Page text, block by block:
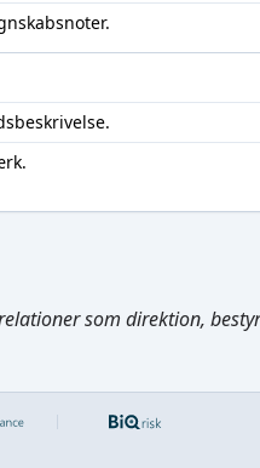
som direktion,